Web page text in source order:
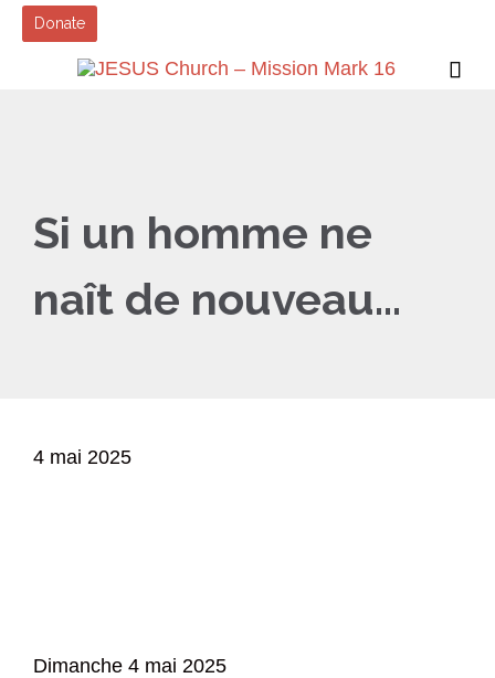
Donate

Si un homme ne
naît de nouveau…
4 mai 2025
Dimanche 4 mai 2025